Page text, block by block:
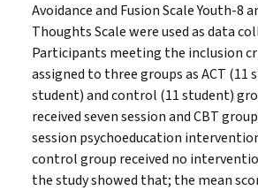
Avoidance and Fusion Scale Youth-8
Thoughts Scale were used as data
Participants meeting the inclusion
assigned to three groups as ACT (11
student) and control (11 student)
received seven session and CBT
session psychoeducation
control group received no
the study showed that; the mean